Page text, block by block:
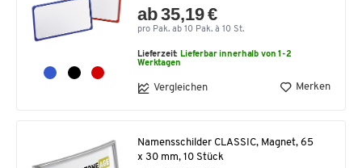
ab 35,19 €
pro Pak. ab 10 Pak. à 10 St.
Lieferzeit: Lieferbar innerhalb von 1-2
Werktagen
Vergleichen Merken
Namensschilder CLASSIC, Magnet, 65
x 30 mm, 10 Stück